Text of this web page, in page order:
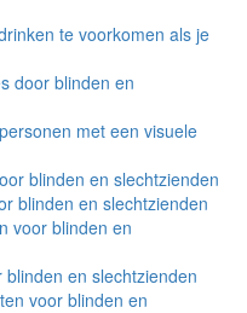
te voorkomen als je
door blinden en
met een visuele
blinden en slechtzienden
blinden en slechtzienden
voor blinden en
en slechtzienden
voor blinden en